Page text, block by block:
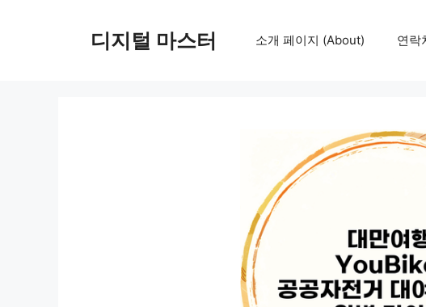
디지털 마스터 소개 페이지 (About) 연락